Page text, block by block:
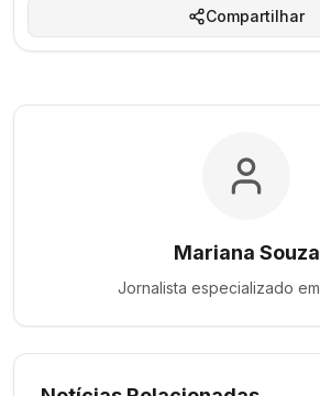
Compartilhar
Mariana Souza
Jornalista especializado em